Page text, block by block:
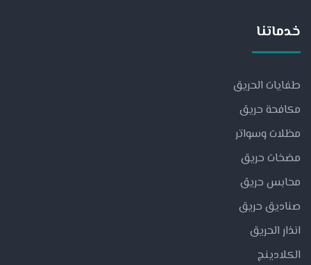
خدماتنا
طفايات الحريق
مكافحة حريق
مظلات وسواتر
مضخات حريق
محابس حريق
صناديق حريق
انذار الحريق
الكلادينج